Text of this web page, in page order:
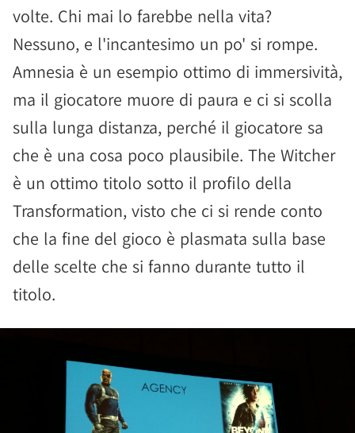
volte. Chi mai lo farebbe nella vita?
Nessuno, e l'incantesimo un po' si rompe.
Amnesia è un esempio ottimo di immersività,
ma il giocatore muore di paura e ci si scolla
sulla lunga distanza, perché il giocatore sa
che è una cosa poco plausibile. The Witcher
è un ottimo titolo sotto il profilo della
Transformation, visto che ci si rende conto
che la fine del gioco è plasmata sulla base
delle scelte che si fanno durante tutto il
titolo.